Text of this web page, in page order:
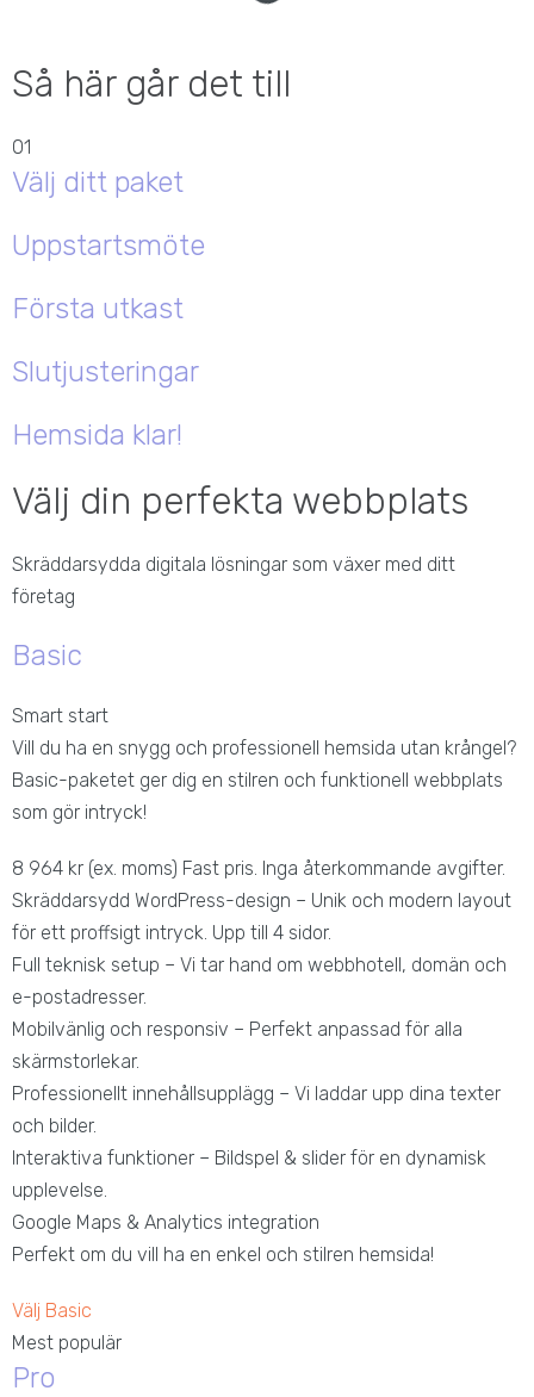
Så här går det till
01
Välj ditt paket
Uppstartsmöte
Första utkast
Slutjusteringar
Hemsida klar!
Välj din perfekta webbplats
Skräddarsydda digitala lösningar som växer med ditt
företag
Basic
Smart start
Vill du ha en snygg och professionell hemsida utan krångel?
Basic-paketet ger dig en stilren och funktionell webbplats
som gör intryck!
8 964 kr (ex. moms) Fast pris. Inga återkommande avgifter.
Skräddarsydd WordPress-design – Unik och modern layout
för ett proffsigt intryck. Upp till 4 sidor.
Full teknisk setup – Vi tar hand om webbhotell, domän och
e-postadresser.
Mobilvänlig och responsiv – Perfekt anpassad för alla
skärmstorlekar.
Professionellt innehållsupplägg – Vi laddar upp dina texter
och bilder.
Interaktiva funktioner – Bildspel & slider för en dynamisk
upplevelse.
Google Maps & Analytics integration
Perfekt om du vill ha en enkel och stilren hemsida!
Välj Basic
Mest populär
Pro